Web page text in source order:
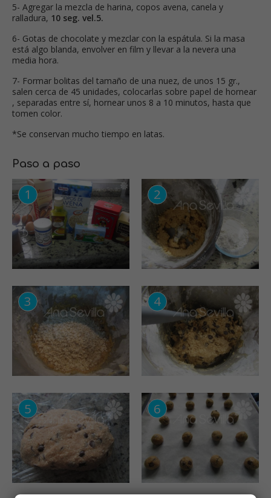
5- Agregar la mezcla de harina, copos avena, canela y
ralladura, 10 seg. vel.5.
6- Gotas de chocolate y mezclar con la espátula. Si la masa
está algo blanda, envolver en film y llevar a la nevera una
media hora.
7- Formar bolitas del tamaño de una nuez, de unos 15 gr.,
salen cerca de 45 unidades, colocarlas sobre papel de hornear
, separadas entre sí, hornear unos 8 a 10 minutos, hasta que
tomen color.
*Se conservan mucho tiempo en latas.
Paso a paso